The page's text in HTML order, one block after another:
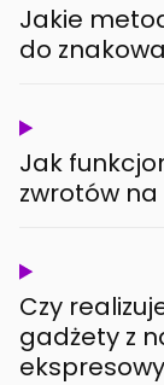
Jakie
do
Jak
zwrotów
Czy
gadżety z